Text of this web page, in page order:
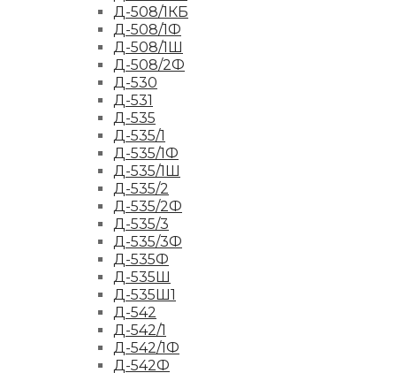
Д-508/1КБ
Д-508/1Ф
Д-508/1Ш
Д-508/2Ф
Д-530
Д-531
Д-535
Д-535/1
Д-535/1Ф
Д-535/1Ш
Д-535/2
Д-535/2Ф
Д-535/3
Д-535/3Ф
Д-535Ф
Д-535Ш
Д-535Ш1
Д-542
Д-542/1
Д-542/1Ф
Д-542Ф